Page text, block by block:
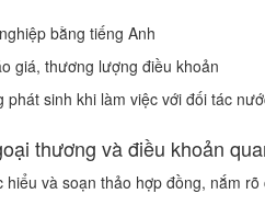
bằng tiếng Anh
giá, thương lượng điều khoản
phát sinh khi làm việc với đối tác
thương và điều khoản
hiểu và soạn thảo hợp đồng, nắm